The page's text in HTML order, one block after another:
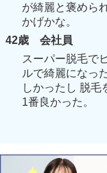
が綺麗と褒めら
かげかな。
42歳 会社員
スーパー脱毛で
ルで綺麗になっ
しかったし 脱毛
1番良かった。